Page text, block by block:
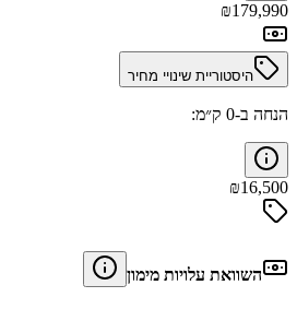
₪179,990
היסטוריית שינויי מחיר
הנחה ב-0 ק״מ:
₪16,500
השוואת עלויות מימון